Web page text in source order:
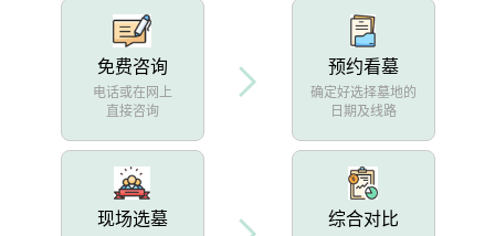
免费咨询
电话或在网上
直接咨询
预约看墓
确定好选择墓地的
日期及线路
现场选墓 综合对比